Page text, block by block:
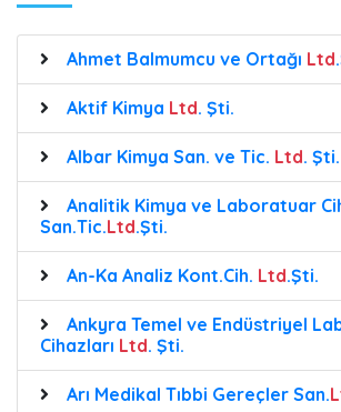
Ahmet Balmumcu ve Ortağı Ltd
Aktif Kimya Ltd. Şti.
Albar Kimya San. ve Tic. Ltd. Şti.
Analitik Kimya ve Laboratuar
San.Tic.Ltd.Şti.
An-Ka Analiz Kont.Cih. Ltd.Şti.
Ankyra Temel ve Endüstriyel
Cihazları Ltd. Şti.
Arı Medikal Tıbbi Gereçler San.